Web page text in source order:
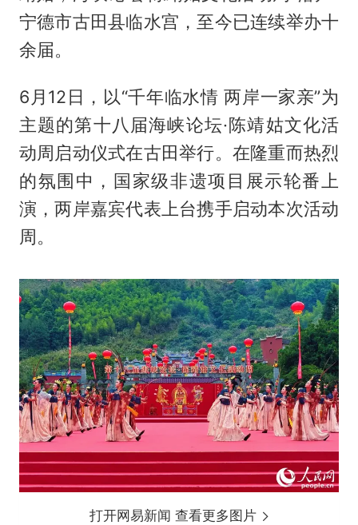
宁德市古田县临水宫，至今已连续举办十
余届。
6月12日，以“千年临水情 两岸一家亲”为
主题的第十八届海峡论坛·陈靖姑文化活
动周启动仪式在古田举行。在隆重而热烈
的氛围中，国家级非遗项目展示轮番上
演，两岸嘉宾代表上台携手启动本次活动
周。
打开网易新闻 查看更多图片